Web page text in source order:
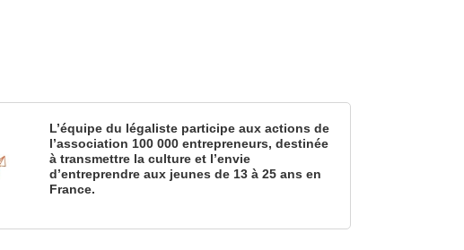
L’équipe du légaliste participe aux actions de
l’association 100 000 entrepreneurs, destinée
à transmettre la culture et l’envie
d’entreprendre aux jeunes de 13 à 25 ans en
France.